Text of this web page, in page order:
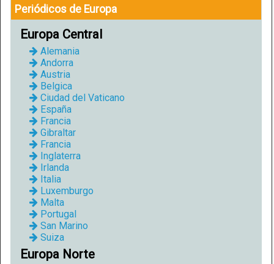
Periódicos de Europa
Europa Central
Alemania
Andorra
Austria
Belgica
Ciudad del Vaticano
España
Francia
Gibraltar
Francia
Inglaterra
Irlanda
Italia
Luxemburgo
Malta
Portugal
San Marino
Suiza
Europa Norte